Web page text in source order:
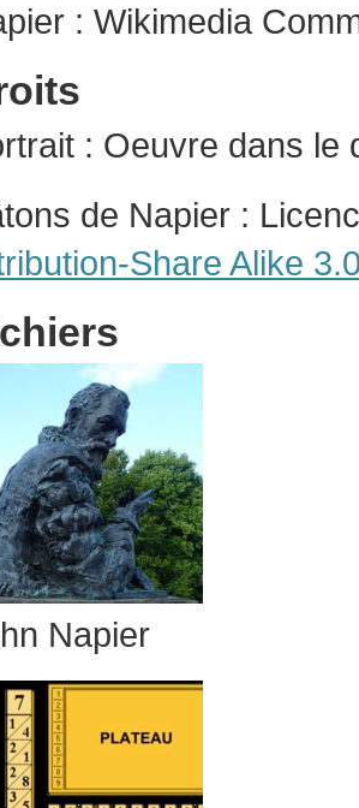
: Wikimedia
: Oeuvre dans le
de Napier :
Share Alike
Napier